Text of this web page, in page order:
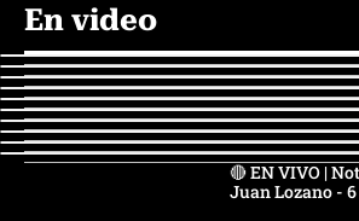
En video
🔴 EN VIVO |
Juan Lozano - 6